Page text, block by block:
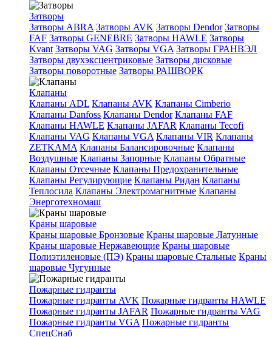
Затворы
Затворы ABRA Затворы AVK Затворы Dendor Затворы
FAF Затворы GENEBRE Затворы HAWLE Затворы
Kvant Затворы VAG Затворы VGA Затворы ГРАНВЭЛ
Затворы двухэксцентриковые Затворы дисковые
Затворы поворотные Затворы РАШВОРК
Клапаны
Клапаны ADL Клапаны AVK Клапаны Cimberio
Клапаны Danfoss Клапаны Dendor Клапаны FAF
Клапаны HAWLE Клапаны JAFAR Клапаны Tecofi
Клапаны VAG Клапаны VGA Клапаны VIR Клапаны
ZETKAMA Клапаны Балансировочные Клапаны
Воздушные Клапаны Запорные Клапаны Обратные
Клапаны Отсечные Клапаны Предохранительные
Клапаны Регулирующие Клапаны Ридан Клапаны
Теплосила Клапаны Электромагнитные Клапаны
Энерготехномаш
Краны шаровые
Краны шаровые Бронзовые Краны шаровые Латунные
Краны шаровые Нержавеющие Краны шаровые
Полиэтиленовые (ПЭ) Краны шаровые Стальные Краны
шаровые Чугунные
Пожарные гидранты
Пожарные гидранты AVK Пожарные гидранты HAWLE
Пожарные гидранты JAFAR Пожарные гидранты VAG
Пожарные гидранты VGA Пожарные гидранты
СпецСнаб